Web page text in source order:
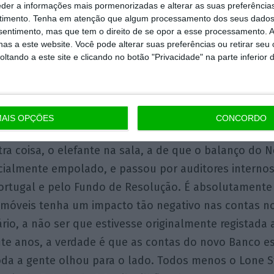
a informações mais pormenorizadas e alterar as suas
Tenha em atenção que algum processamento dos seus
mas que tem o direito de se opor a esse processamento.
a este website. Você pode alterar suas preferências ou retirar seu
a este site e clicando no botão "Privacidade" na parte inferior
OPÇÕES CONCORDO
carteiras já constituídas, claramente com perdas
dizer que os imóveis foram vendidos ao desbarato?
e seria muito estranho que o Fundo de Resolução
de outros fundos interessados em comprar
que nem sempre os utilizadores tenham toda a
apenas 1% exerceu o direito de preferência
coisa, o elefante na sala, a de que o balanço do
empolado, e passou por auditores
e pelo Fundo de Resolução. É
tenha um impacto tão negativo nas contas
a não ser que estivesse originalmente registada
anos, a verdade é que as contas do novo Banco
a gente olhou para o lado. Todos menos o Lone